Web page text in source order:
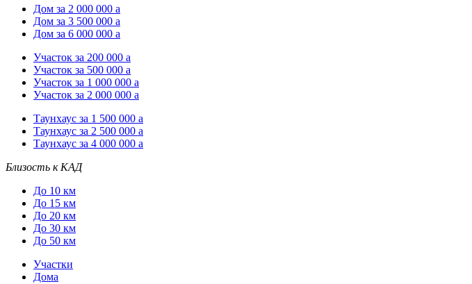
Дом за 2 000 000 a
Дом за 3 500 000 a
Дом за 6 000 000 a
Участок за 200 000 a
Участок за 500 000 a
Участок за 1 000 000 a
Участок за 2 000 000 a
Таунхаус за 1 500 000 a
Таунхаус за 2 500 000 a
Таунхаус за 4 000 000 a
Близость к КАД
До 10 км
До 15 км
До 20 км
До 30 км
До 50 км
Участки
Дома